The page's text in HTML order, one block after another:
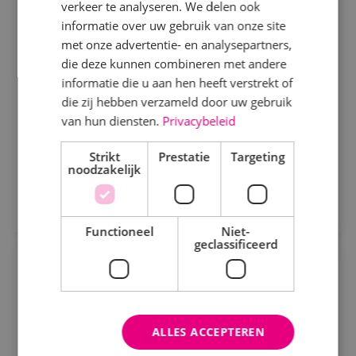
Beveiligingstechniek
Elektrotechniek
Energietechniek
Staf
Uren
Fulltime
Parttime
MBO
Sprundel
Als projectengineer elektrotechniek bedenk je
technische oplossingen voor de uitvoering van
projecten binnen de kaders van het voorontwerp en
begroting.
Bekijk vacature
Servicemonteur werktuigbouwkunde
Alphen a/d Rijn, Kaatsheuvel, Sprundel
verkeer te analyseren. We delen ook
informatie over uw gebruik van onze site
met onze advertentie- en analysepartners,
die deze kunnen combineren met andere
informatie die u aan hen heeft verstrekt of
die zij hebben verzameld door uw gebruik
van hun diensten. Privacybeleid
Strikt
noodzakelijk
Prestatie Targeting
Functioneel
Niet-
geclassificeerd
ALLES ACCEPTEREN